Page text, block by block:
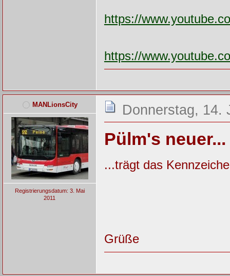
https://
https://
MANLionsCity
Registrierungsdatum: 3. Mai
2011
Donnerstag, 14.
Pülm's neuer...
...trägt das
Grüße